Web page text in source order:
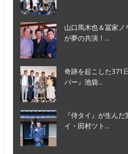
山口馬木也＆冨家
が夢の共演！...
奇跡を起こした371
パー』池袋...
『侍タイ』が生ん
イ・田村ツト...